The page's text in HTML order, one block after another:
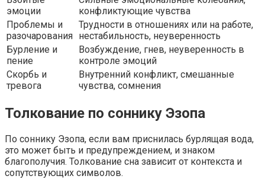
эмоции
конфликтующие чувства
Проблемы и
разочарования
Трудности в отношениях или на работе,
нестабильность, неуверенность
Бурление и
пение
Возбуждение, гнев, неуверенность в
контроле эмоций
Скорбь и
тревога
Внутренний конфликт, смешанные
чувства, сомнения
Толкование по соннику Эзопа
По соннику Эзопа, если вам приснилась бурлящая вода,
это может быть и предупреждением, и знаком
благополучия. Толкование сна зависит от контекста и
сопутствующих символов.